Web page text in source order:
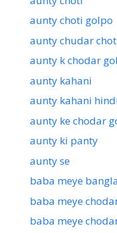
aunty choti golpo
aunty chudar
aunty k chodar
aunty kahani
aunty kahani
aunty ke chodar
aunty ki panty
aunty se
baba meye
baba meye
baba meye